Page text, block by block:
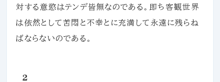
対する意慾はテンデ皆無なのである。即ち客観世界
は依然として苦悶と不幸とに充満して永遠に残らね
ばならないのである。
２